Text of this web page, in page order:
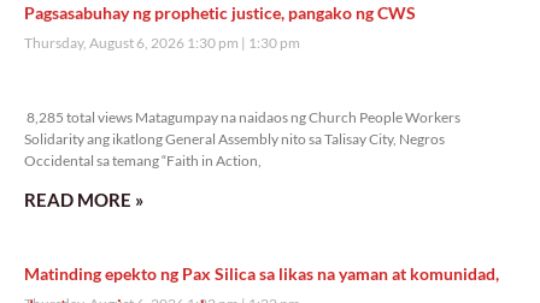
Pagsasabuhay ng prophetic justice, pangako ng CWS
Thursday, August 6, 2026 1:30 pm 1:30 pm
8,285 total views Matagumpay na naidaos ng Church People Workers
Solidarity ang ikatlong General Assembly nito sa Talisay City, Negros
Occidental sa temang “Faith in Action,
READ MORE »
Matinding epekto ng Pax Silica sa likas na yaman at komunidad,